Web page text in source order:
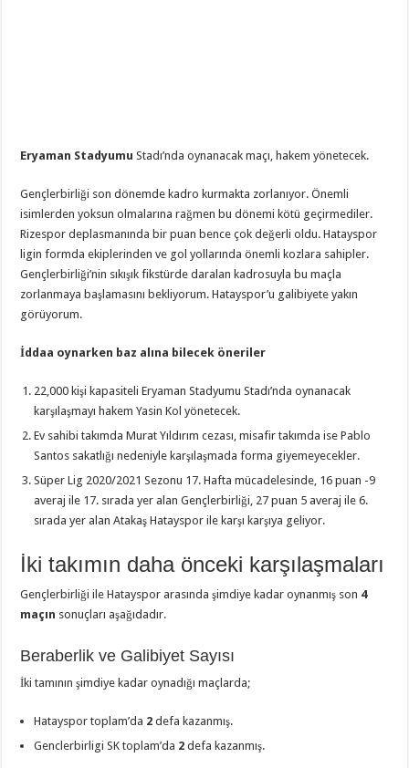
Eryaman Stadyumu Stadı’nda oynanacak maçı, hakemyönetecek.
Gençlerbirliği son dönemde kadro kurmakta zorlanıyor. Önemli
isimlerden yoksun olmalarına rağmen bu dönemi kötü geçirmediler.
Rizespor deplasmanında bir puan bence çok değerli oldu. Hatayspor
ligin formda ekiplerinden ve gol yollarında önemli kozlara sahipler.
Gençlerbirliği’nin sıkışık fikstürde daralan kadrosuyla bu maçla
zorlanmaya başlamasını bekliyorum. Hatayspor’u galibiyete yakın
görüyorum.
İddaa oynarken baz alına bilecek öneriler
22,000 kişi kapasiteli Eryaman Stadyumu Stadı’nda oynanacak
karşılaşmayı hakem Yasin Kol yönetecek.
Ev sahibi takımda Murat Yıldırım cezası, misafir takımda ise Pablo
Santos sakatlığı nedeniyle karşılaşmada forma giyemeyecekler.
Süper Lig 2020/2021 Sezonu 17. Hafta mücadelesinde, 16 puan -9
averaj ile 17. sırada yer alan Gençlerbirliği, 27 puan 5 averaj ile 6.
sırada yer alan Atakaş Hatayspor ile karşı karşıya geliyor.
İki takımın daha önceki karşılaşmaları
Gençlerbirliği ile Hatayspor arasında şimdiye kadar oynanmış son 4
maçın sonuçları aşağıdadır.
Beraberlik ve Galibiyet Sayısı
İki tamının şimdiye kadar oynadığı maçlarda;
Hatayspor toplam’da 2 defa kazanmış.
Genclerbirligi SK toplam’da 2 defa kazanmış.